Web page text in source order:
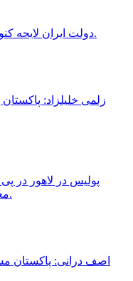
دولت ايران لايحه كنوانسيون درياى خزر را به مجلس فرستاد.
زلمی خلیلزاد:
معلولیت ذهنی از وظایف‌شان تعلیق شدند.
اصف درانی: پاکستان